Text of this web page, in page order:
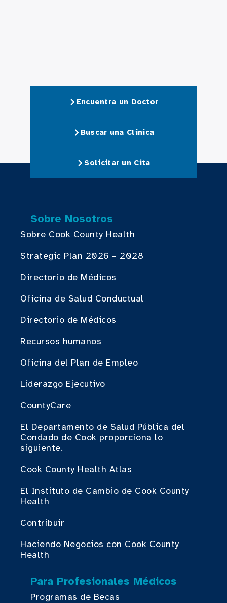
Encuentra un Doctor
Buscar una Clinica
Solicitar un Cita
Sobre Nosotros
Sobre Cook County Health
Strategic Plan 2026 – 2028
Directorio de Médicos
Oficina de Salud Conductual
Directorio de Médicos
Recursos humanos
Oficina del Plan de Empleo
Liderazgo Ejecutivo
CountyCare
El Departamento de Salud Pública del
Condado de Cook proporciona lo
siguiente.
Cook County Health Atlas
El Instituto de Cambio de Cook County
Health
Contribuir
Haciendo Negocios con Cook County
Health
Para Profesionales Médicos
Programas de Becas